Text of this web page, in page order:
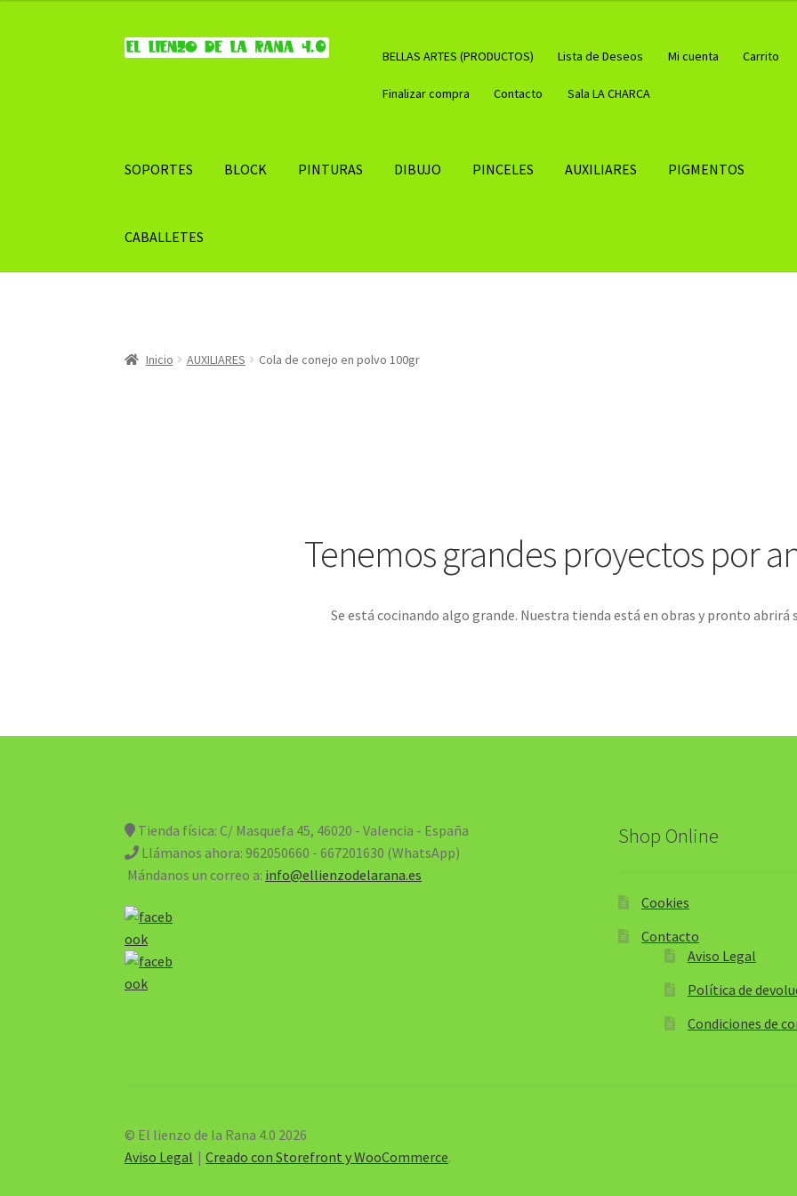
Ir
Ir
BELLAS ARTES (PRODUCTOS) Lista de Deseos Mi cuenta Carrito
Finalizar compra Contacto Sala LA CHARCA
SOPORTES BLOCK PINTURAS DIBUJO PINCELES AUXILIARES PIGMENTOS
CABALLETES
Inicio AUXILIARES Cola de conejo en polvo 100gr
Tenemos grandes proyectos por
Se está cocinando algo grande. Nuestra tienda está en obras y pronto abrirá
Tienda física: C/ Masquefa 45, 46020 - Valencia - España
Llámanos ahora:962050660 - 667201630 (WhatsApp)
Mándanos un correo a: info@ellienzodelarana.es
Shop Online
Cookies
Contacto
Aviso Legal
Política de
Condiciones de
© El lienzo de la Rana 4.0 2026
Aviso Legal
Creado con Storefront y WooCommerce.